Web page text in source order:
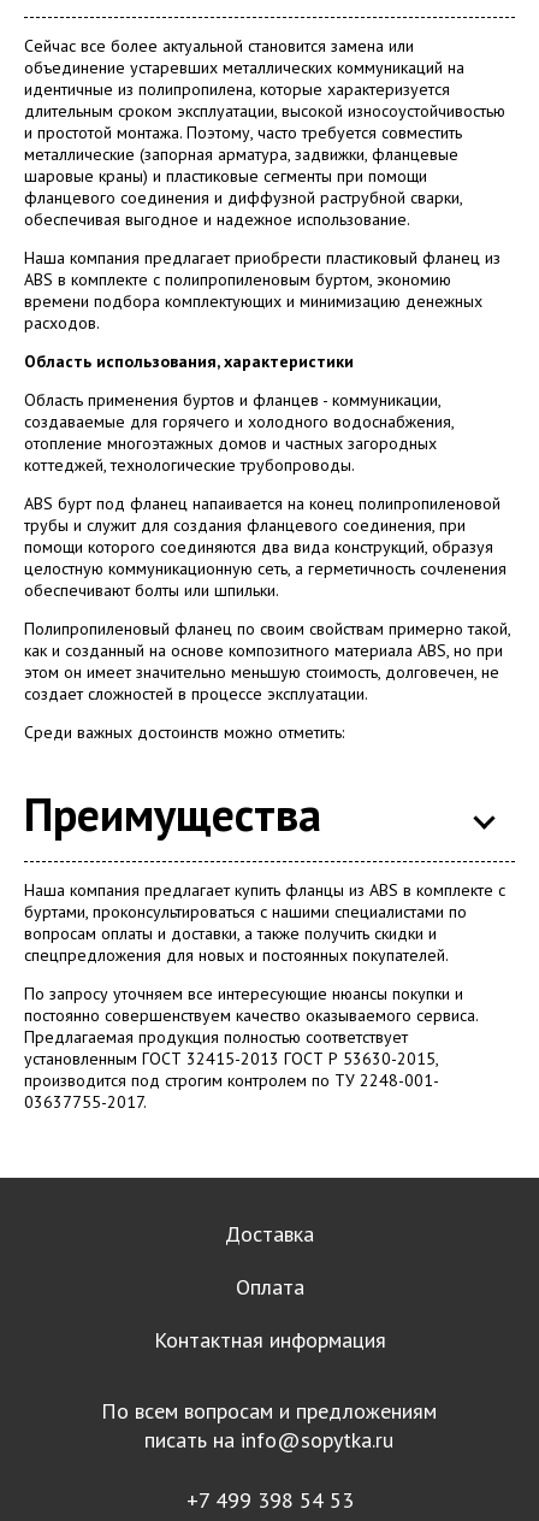
Сейчас все более актуальной становится замена или
объединение устаревших металлических коммуникаций на
идентичные из полипропилена, которые характеризуется
длительным сроком эксплуатации, высокой износоустойчивостью
и простотой монтажа. Поэтому, часто требуется совместить
металлические (запорная арматура, задвижки, фланцевые
шаровые краны) и пластиковые сегменты при помощи
фланцевого соединения и диффузной раструбной сварки,
обеспечивая выгодное и надежное использование.
Наша компания предлагает приобрести пластиковый фланец из
ABS в комплекте с полипропиленовым буртом, экономию
времени подбора комплектующих и минимизацию денежных
расходов.
Область использования, характеристики
Область применения буртов и фланцев - коммуникации,
создаваемые для горячего и холодного водоснабжения,
отопление многоэтажных домов и частных загородных
коттеджей, технологические трубопроводы.
ABS бурт под фланец напаивается на конец полипропиленовой
трубы и служит для создания фланцевого соединения, при
помощи которого соединяются два вида конструкций, образуя
целостную коммуникационную сеть, а герметичность сочленения
обеспечивают болты или шпильки.
Полипропиленовый фланец по своим свойствам примерно такой,
как и созданный на основе композитного материала ABS, но при
этом он имеет значительно меньшую стоимость, долговечен, не
создает сложностей в процессе эксплуатации.
Среди важных достоинств можно отметить:
Преимущества
Наша компания предлагает купить фланцы из ABS в комплекте с
буртами, проконсультироваться с нашими специалистами по
вопросам оплаты и доставки, а также получить скидки и
спецпредложения для новых и постоянных покупателей.
По запросу уточняем все интересующие нюансы покупки и
постоянно совершенствуем качество оказываемого сервиса.
Предлагаемая продукция полностью соответствует
установленным ГОСТ 32415-2013 ГОСТ Р 53630-2015,
производится под строгим контролем по ТУ 2248-001-
03637755-2017.
Доставка
Оплата
Контактная информация
По всем вопросам и предложениям
писать на info@sopytka.ru
+7 499 398 54 53